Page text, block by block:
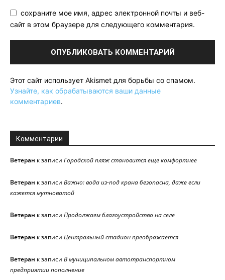
сохраните мое имя, адрес электронной почты и веб-
сайт в этом браузере для следующего комментария.
Этот сайт использует Akismet для борьбы со спамом.
Узнайте, как обрабатываются ваши данные
комментариев.
Комментарии
Ветеран к записи Городской пляж становится еще комфортнее
Ветеран к записи Важно: вода из-под крана безопасна, даже если
кажется мутноватой
Ветеран к записи Продолжаем благоустройство на селе
Ветеран к записи Центральный стадион преображается
Ветеран к записи В муниципальном автотранспортном
предприятии пополнение